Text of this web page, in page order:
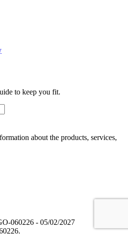
to keep you fit.
about the products, services,
060226 - 05/02/2027